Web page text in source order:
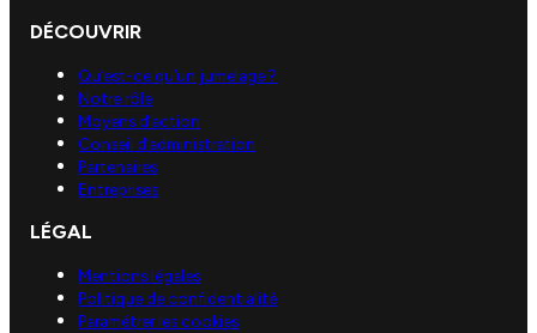
DÉCOUVRIR
Qu’est-ce qu’un jumelage ?
Notre rôle
Moyens d’action
Conseil d’administration
Partenaires
Entreprises
LÉGAL
Mentions légales
Politique de confidentialité
Paramétrer les cookies